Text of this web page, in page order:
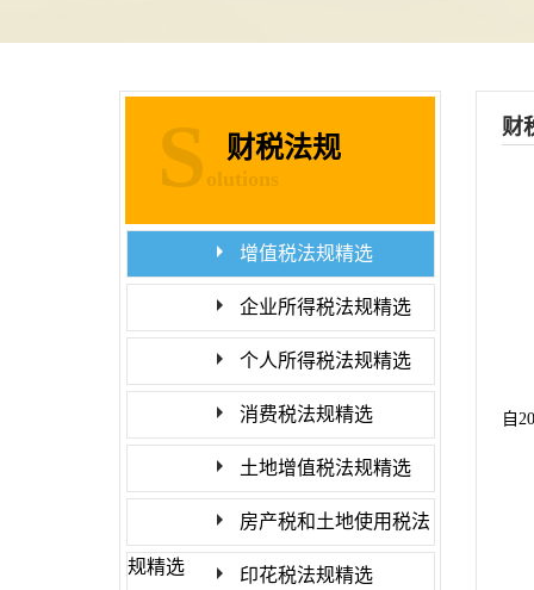
财税法规
S olutions
增值税法规精选
企业所得税法规精选
个人所得税法规精选
消费税法规精选
土地增值税法规精选
房产税和土地使用税法
规精选 印花税法规精选
财
自